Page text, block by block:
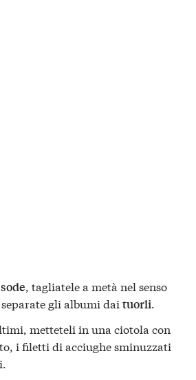
, tagliatele a metà nel senso
gli albumi daituorli.
metteteli in una ciotola con
i filetti di acciughe sminuzzati